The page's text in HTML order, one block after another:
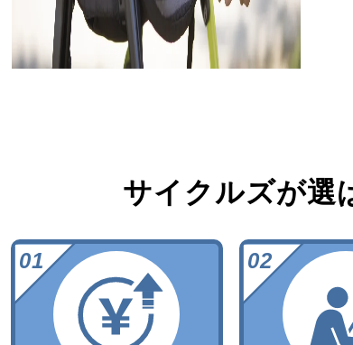
サイクルズが選